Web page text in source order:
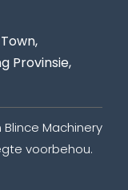
Provinsie,
Machinery
voorbehou.